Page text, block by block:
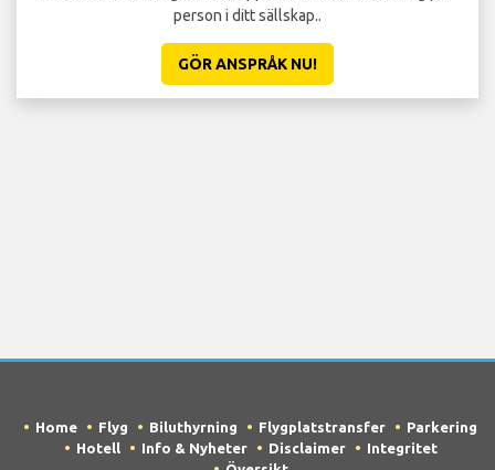
person i ditt sällskap..
GÖR ANSPRÅK NU!
Home Flyg Biluthyrning Flygplatstransfer
Parkering
Hotell
Info & Nyheter Disclaimer
Integritet